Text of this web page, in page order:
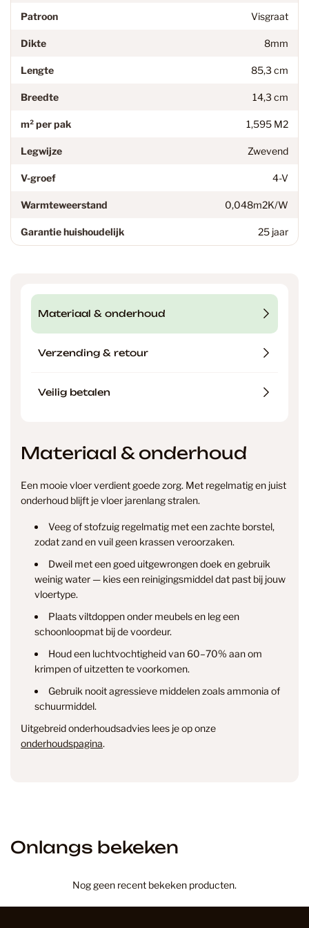
Patroon Visgraat
Dikte 8mm
Lengte 85,3 cm
Breedte 14,3 cm
m² per pak 1,595 M2
Legwijze Zwevend
V-groef 4-V
Warmteweerstand 0,048m2K/W
Garantie huishoudelijk 25 jaar
Materiaal & onderhoud
Verzending & retour
Veilig betalen
Materiaal & onderhoud
Een mooie vloer verdient goede zorg. Met regelmatig en juist
onderhoud blijft je vloer jarenlang stralen.
Veeg of stofzuig regelmatig met een zachte borstel,
zodat zand en vuil geen krassen veroorzaken.
Dweil met een goed uitgewrongen doek en gebruik
weinig water — kies een reinigingsmiddel dat past bij jouw
vloertype.
Plaats viltdoppen onder meubels en leg een
schoonloopmat bij de voordeur.
Houd een luchtvochtigheid van 60–70% aan om
krimpen of uitzetten te voorkomen.
Gebruik nooit agressieve middelen zoals ammonia of
schuurmiddel.
Uitgebreid onderhoudsadvies lees je op onze
onderhoudspagina.
info@smantvloeren.nl
Verzending & levertijd
Retourneren
& annuleren
Onlangs bekeken
Nog geen recent bekeken producten.